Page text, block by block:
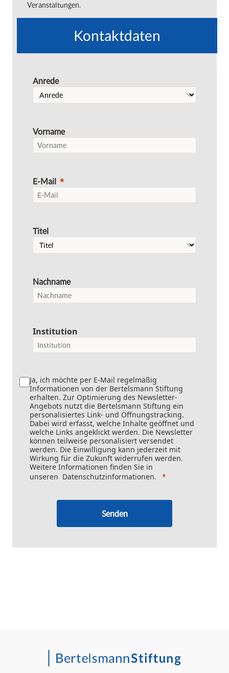
Veranstaltungen.
Kontaktdaten
Anrede
Vorname
E-Mail
Titel
Nachname
Institution
Ja, ich möchte per E-Mail regelmäßig
Informationen von der Bertelsmann Stiftung
erhalten. Zur Optimierung des Newsletter-
Angebots nutzt die Bertelsmann Stiftung ein
personalisiertes Link- und Öffnungstracking.
Dabei wird erfasst, welche Inhalte geöffnet und
welche Links angeklickt werden. Die Newsletter
können teilweise personalisiert versendet
werden. Die Einwilligung kann jederzeit mit
Wirkung für die Zukunft widerrufen werden.
Weitere Informationen finden Sie in
unseren Datenschutzinformationen.
Senden